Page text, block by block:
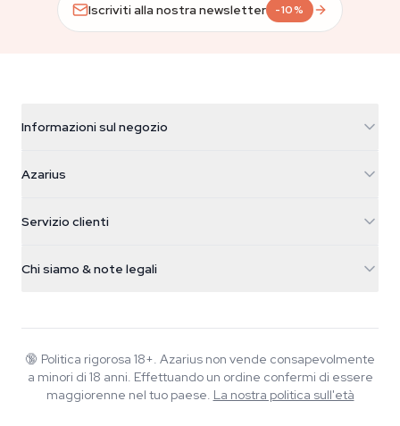
Iscriviti alla nostra newsletter -10%
Informazioni sul negozio
Galvaniweg 11
Nederland
+31(0)204897914
Azarius
Smokeshop
Servizio clienti
FAQ
Informativa sulla privacy
Chi siamo & note legali
Wiki
Blog
Musica
🔞 Politica rigorosa 18+. Azarius non vende consapevolmente
a minori di 18 anni. Effettuando un ordine confermi di essere
maggiorenne nel tuo paese. La nostra politica sull'età